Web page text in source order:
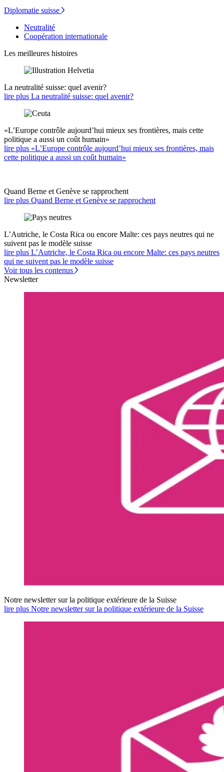
Diplomatie suisse
Neutralité
Coopération internationale
Les meilleures histoires
La neutralité suisse: quel avenir?
lire plus La neutralité suisse: quel avenir?
«L’Europe contrôle aujourd’hui mieux ses frontières, mais cette
politique a aussi un coût humain»
lire plus «L’Europe contrôle aujourd’hui mieux ses frontières, mais
cette politique a aussi un coût humain»
Quand Berne et Genève se rapprochent
lire plus Quand Berne et Genève se rapprochent
L’Autriche, le Costa Rica ou encore Malte: ces pays neutres qui ne
suivent pas le modèle suisse
lire plus L’Autriche, le Costa Rica ou encore Malte: ces pays neutres
qui ne suivent pas le modèle suisse
Voir tous les contenus
Newsletter
Notre newsletter sur la politique extérieure de la Suisse
lire plus Notre newsletter sur la politique extérieure de la Suisse